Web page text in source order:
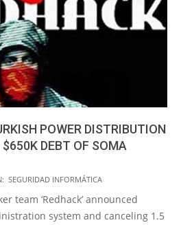
POWER DISTRIBUTION
DEBT OF SOMA
SEGURIDAD INFORMÁTICA
team ‘Redhack’ announced
system and canceling 1.5